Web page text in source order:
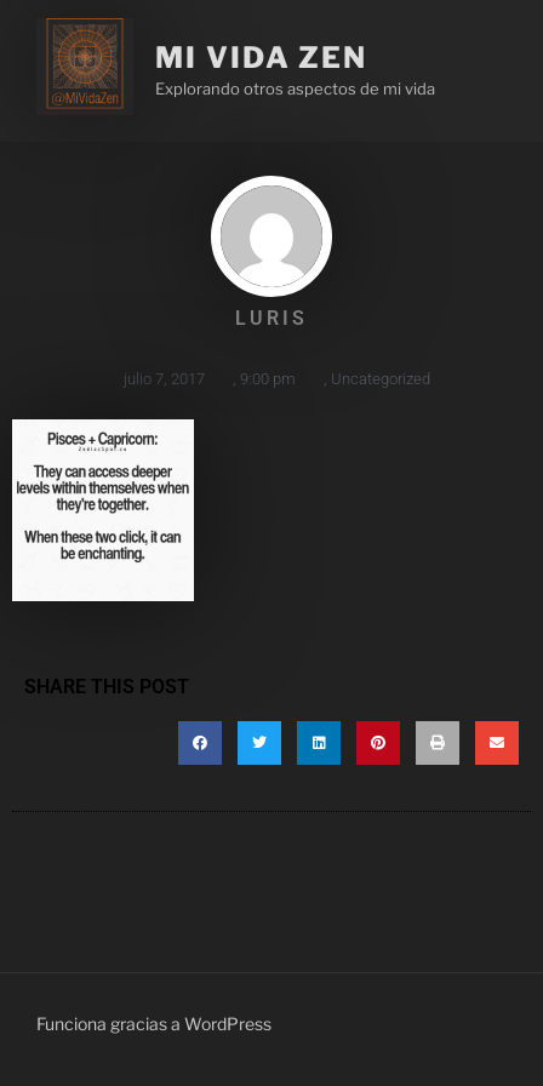
MI VIDA ZEN
Explorando otros aspectos de mi vida
LURIS
julio 7, 2017 9:00 pm Uncategorized
SHARE THIS POST
Funciona gracias a WordPress